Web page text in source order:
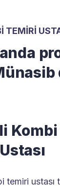
TEMIRI
Ustası
temiri ustası